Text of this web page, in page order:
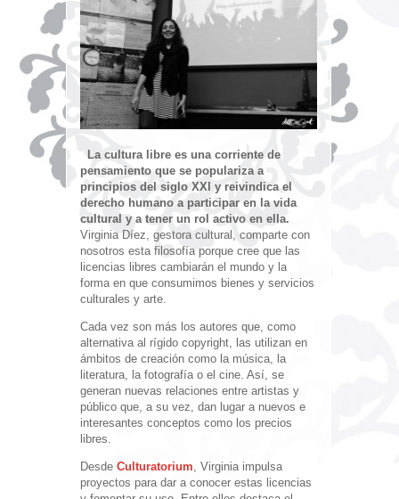
La cultura libre es una corriente de
pensamiento que se populariza a
principios del siglo XXI y reivindica el
derecho humano a participar en la vida
cultural y a tener un rol activo en ella.
Virginia Díez, gestora cultural, comparte con
nosotros esta filosofía porque cree que las
licencias libres cambiarán el mundo y la
forma en que consumimos bienes y servicios
culturales y arte.
Cada vez son más los autores que, como
alternativa al rígido copyright, las utilizan en
ámbitos de creación como la música, la
literatura, la fotografía o el cine. Así, se
generan nuevas relaciones entre artistas y
público que, a su vez, dan lugar a nuevos e
interesantes conceptos como los precios
libres.
Desde Culturatorium, Virginia impulsa
proyectos para dar a conocer estas licencias